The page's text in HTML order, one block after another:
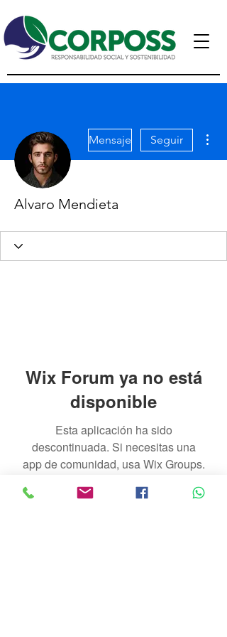
Mensaje Seguir
Alvaro Mendieta
Wix Forum ya no está
disponible
Esta aplicación ha sido
descontinuada. Si necesitas una
app de comunidad, usa Wix Groups.